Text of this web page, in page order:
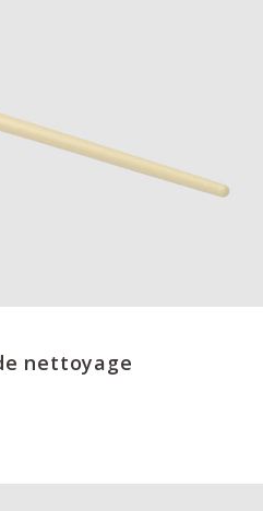
nettoyage